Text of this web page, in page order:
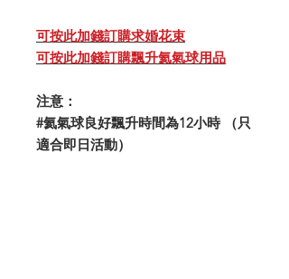
可按此加錢訂購求婚花束
可按此加錢訂購飄升氦氣球用品
注意：
#氦氣球良好飄升時間為12小時 （只
適合即日活動）